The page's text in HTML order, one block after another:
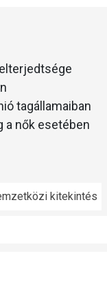
tagállamaiban
a nők esetében
kitekintés